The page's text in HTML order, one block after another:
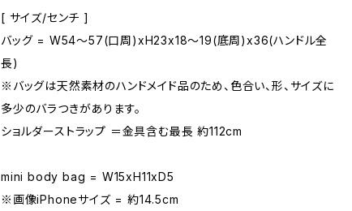
[ サイズ/センチ ]
バッグ = W54～57(口周)xH23x18～19(底周)x36(ハンドル全
長)
※バッグは天然素材のハンドメイド品のため、色合い、形、サイズに
多少のバラつきがあります。
ショルダーストラップ ＝金具含む最長 約112cm
mini body bag = W15xH11xD5
※画像iPhoneサイズ = 約14.5cm